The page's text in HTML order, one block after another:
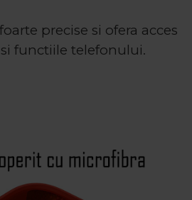
precise si ofera acces
functiile telefonului.